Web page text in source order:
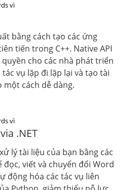
vì
bằng cách tạo các ứng
tiến trong C++. Native API
cho các nhà phát triển
tác vụ lặp đi lặp lại và tạo tài
một cách dễ dàng.
vì
.NET
lý tài liệu của bạn bằng các
viết và chuyển đổi Word
động hóa các tác vụ liên